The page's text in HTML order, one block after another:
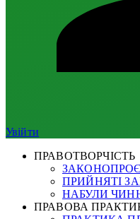
Увійти
ПРАВОТВОРЧІСТЬ
ПРИЙНЯТІ
НАБУЛИ
ПРАВОВА